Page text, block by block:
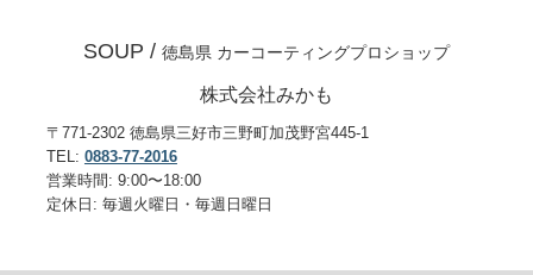
SOUP / 徳島県 カーコーティングプロショップ
株式会社みかも
〒771-2302 徳島県三好市三野町加茂野宮445-1
TEL: 0883-77-2016
営業時間: 9:00〜18:00
定休日: 毎週火曜日・毎週日曜日